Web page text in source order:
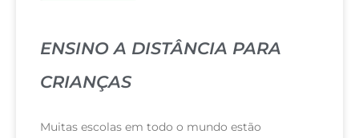
ENSINO A DISTÂNCIA PARA
CRIANÇAS
Muitas escolas em todo o mundo estão